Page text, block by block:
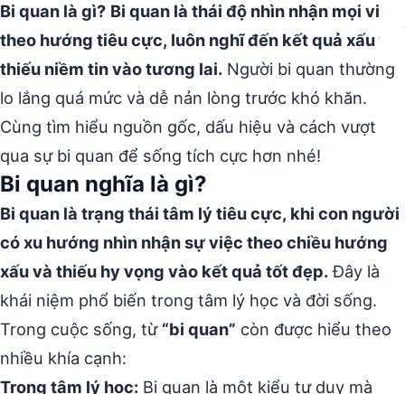
Bi quan là gì? Bi quan là thái độ nhìn nhận mọi việc
theo hướng tiêu cực, luôn nghĩ đến kết quả xấu và
thiếu niềm tin vào tương lai. Người bi quan thường
lo lắng quá mức và dễ nản lòng trước khó khăn.
Cùng tìm hiểu nguồn gốc, dấu hiệu và cách vượt
qua sự bi quan để sống tích cực hơn nhé!
Bi quan nghĩa là gì?
Bi quan là trạng thái tâm lý tiêu cực, khi con người
có xu hướng nhìn nhận sự việc theo chiều hướng
xấu và thiếu hy vọng vào kết quả tốt đẹp.Đây là
khái niệm phổ biến trong tâm lý học và đời sống.
Trong cuộc sống, từ “bi quan” còn được hiểu theo
nhiều khía cạnh:
Trong tâm lý học: Bi quan là một kiểu tư duy mà